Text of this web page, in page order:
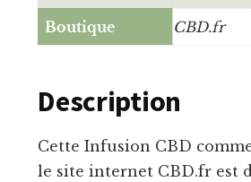
Boutique CBD.fr
Description
Cette Infusion CBD
le site internet CBD.fr est